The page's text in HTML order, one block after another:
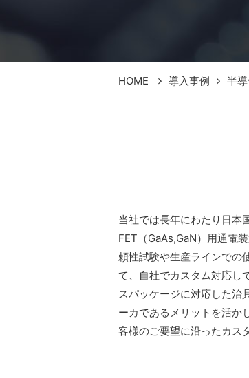
HOME 導入事例 半
当社では長年にわたり日本
FET（GaAs,GaN）用通電
頼性試験や生産ラインでの
て、自社でカスタム対応し
スパッケージに対応した治
ーカであるメリットを活か
客様のご要望に沿ったカス